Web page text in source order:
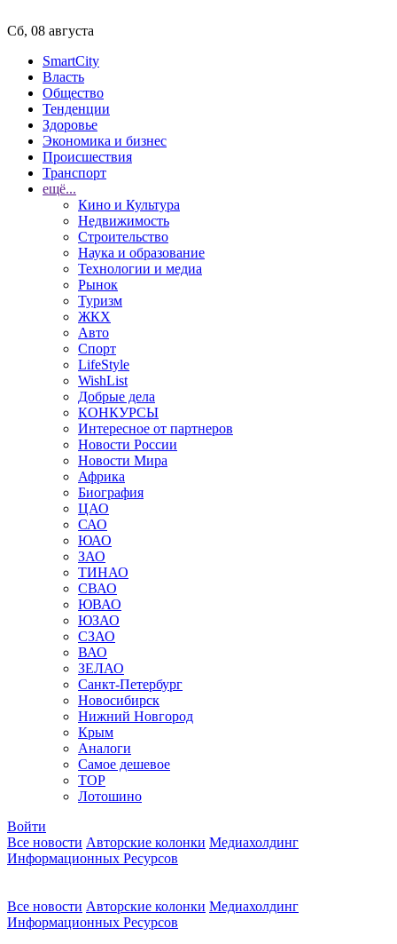
Сб, 08 августа
SmartCity
Власть
Общество
Тенденции
Здоровье
Экономика и бизнес
Происшествия
Транспорт
ещё...
Кино и Культура
Недвижимость
Строительство
Наука и образование
Технологии и медиа
Рынок
Туризм
ЖКХ
Авто
Спорт
LifeStyle
WishList
Добрые дела
КОНКУРСЫ
Интересное от партнеров
Новости России
Новости Мира
Африка
Биография
ЦАО
САО
ЮАО
ЗАО
ТИНАО
СВАО
ЮВАО
ЮЗАО
СЗАО
ВАО
ЗЕЛАО
Санкт-Петербург
Новосибирск
Нижний Новгород
Крым
Аналоги
Самое дешевое
TOP
Лотошино
Войти
Все новости Авторские колонки Медиахолдинг
Информационных Ресурсов
Все новости Авторские колонки Медиахолдинг
Информационных Ресурсов